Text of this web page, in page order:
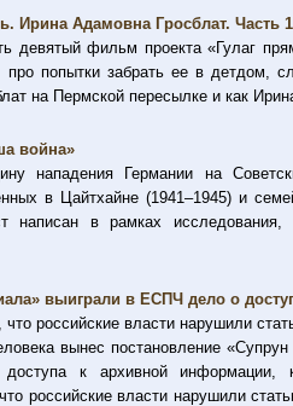
Ирина Адамовна Гросблат. Часть
девятый фильм проекта «Гулаг
про попытки забрать ее в детдом,
на Пермской пересылке и как
война»
нападения Германии на
в Цайтхайне (1941–1945) и
написан в рамках
выиграли в ЕСПЧ дело о
что российские власти нарушили
вынес постановление
доступа к архивной информации,
российские власти нарушили